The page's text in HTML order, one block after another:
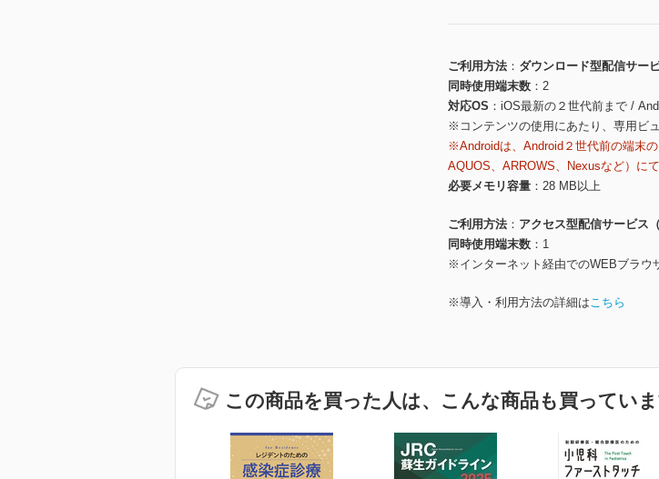
ご利用方法
ダウンロード型配信サー
同時使用端末数
2
対応OS
iOS最新の２世代前まで /
※コンテンツの使用にあたり、専用ビ
※Androidは、Android２世代前の端末
AQUOS、ARROWS、Nexusなど）に
必要メモリ容量
28 MB以上
ご利用方法
アクセス型配信サービス（
同時使用端末数
1
※インターネット経由でのWEBブラウ
※導入・利用方法の詳細はこちら
この商品を買った人は、こんな商品も買っていま